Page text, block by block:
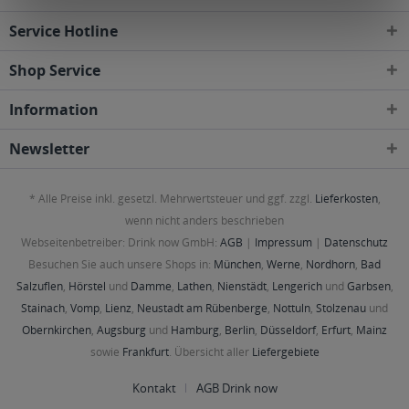
Service Hotline
Shop Service
Information
Newsletter
* Alle Preise inkl. gesetzl. Mehrwertsteuer und ggf. zzgl. Lieferkosten,
wenn nicht anders beschrieben
Webseitenbetreiber: Drink now GmbH: AGB | Impressum | Datenschutz
Besuchen Sie auch unsere Shops in: München, Werne, Nordhorn, Bad
Salzuflen, Hörstel und Damme, Lathen, Nienstädt, Lengerichund Garbsen,
Stainach, Vomp, Lienz, Neustadt am Rübenberge, Nottuln, Stolzenau und
Obernkirchen, Augsburg und Hamburg, Berlin, Düsseldorf, Erfurt, Mainz
sowie Frankfurt. Übersicht aller Liefergebiete
Kontakt AGB Drink now